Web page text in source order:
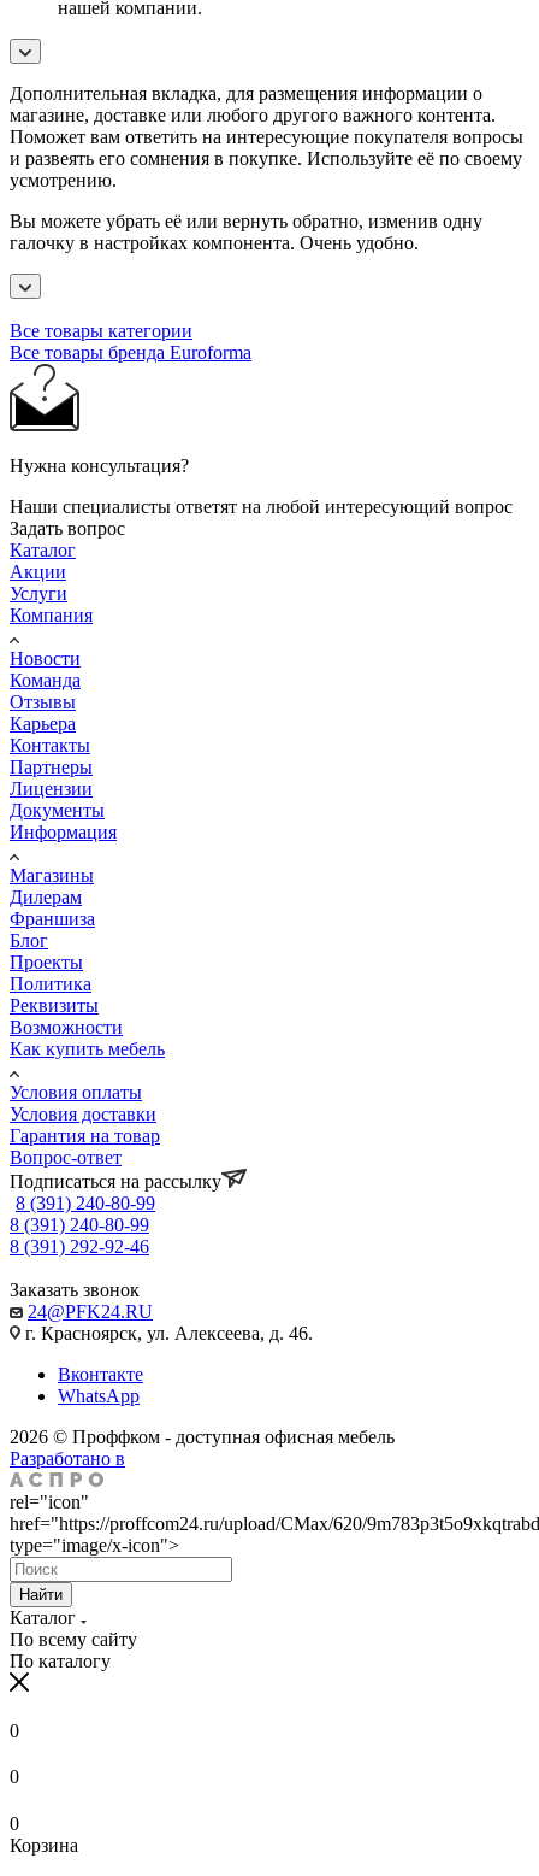
нашей компании.
Дополнительная вкладка, для размещения информации о
магазине, доставке или любого другого важного контента.
Поможет вам ответить на интересующие покупателя вопросы
и развеять его сомнения в покупке. Используйте её по своему
усмотрению.
Вы можете убрать её или вернуть обратно, изменив одну
галочку в настройках компонента. Очень удобно.
Все товары категории
Все товары бренда Euroforma
Нужна консультация?
Наши специалисты ответят на любой интересующий вопрос
Задать вопрос
Каталог
Акции
Услуги
Компания
Новости
Команда
Отзывы
Карьера
Контакты
Партнеры
Лицензии
Документы
Информация
Магазины
Дилерам
Франшиза
Блог
Проекты
Политика
Реквизиты
Возможности
Как купить мебель
Условия оплаты
Условия доставки
Гарантия на товар
Вопрос-ответ
Подписаться на рассылку
8 (391) 240-80-99
8 (391) 240-80-99
8 (391) 292-92-46
Заказать звонок
24@PFK24.RU
г. Красноярск, ул. Алексеева, д. 46.
Вконтакте
WhatsApp
2026 © Проффком - доступная офисная мебель
Разработано в
rel="icon"
href="https://proffcom24.ru/upload/CMax/620/
type="image/x-icon">
Найти
Каталог
По всему сайту
По каталогу
0
0
0
Корзина